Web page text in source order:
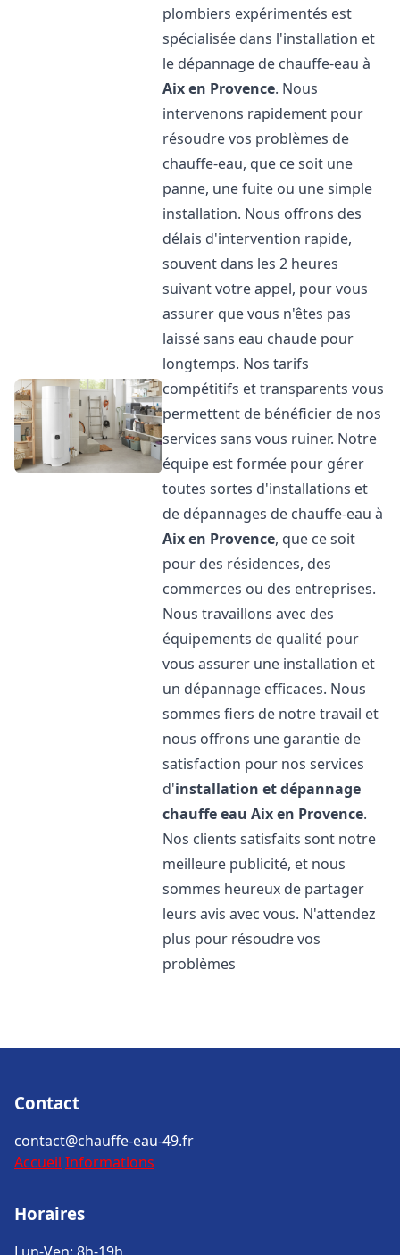
plombiers expérimentés est
spécialisée dans l'installation et
le dépannage de chauffe-eau à
Aix en Provence. Nous
intervenons rapidement pour
résoudre vos problèmes de
chauffe-eau, que ce soit une
panne, une fuite ou une simple
installation. Nous offrons des
délais d'intervention rapide,
souvent dans les 2 heures
suivant votre appel, pour vous
assurer que vous n'êtes pas
laissé sans eau chaude pour
longtemps. Nos tarifs
compétitifs et transparents vous
permettent de bénéficier de nos
services sans vous ruiner. Notre
équipe est formée pour gérer
toutes sortes d'installations et
de dépannages de chauffe-eau à
Aix en Provence, que ce soit
pour des résidences, des
commerces ou des entreprises.
Nous travaillons avec des
équipements de qualité pour
vous assurer une installation et
un dépannage efficaces. Nous
sommes fiers de notre travail et
nous offrons une garantie de
satisfaction pour nos services
d'installation et dépannage
chauffe eau Aix en Provence.
Nos clients satisfaits sont notre
meilleure publicité, et nous
sommes heureux de partager
leurs avis avec vous. N'attendez
plus pour résoudre vos
problèmes
Contact
contact@chauffe-eau-49.fr
Accueil Informations
Horaires